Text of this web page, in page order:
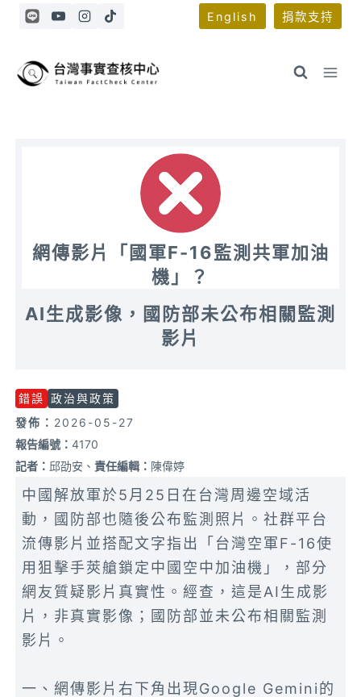
Skip
English 捐款支持
網傳影片「國軍F-16監測共軍加油
機」？
AI生成影像，國防部未公布相關監測
影片
錯誤 政治與政策
發佈： 2026-05-27
報告編號：4170
記者： 邱劭安、責任編輯： 陳偉婷
中國解放軍於5月25日在台灣周邊空域活
動，國防部也隨後公布監測照片。社群平台
流傳影片並搭配文字指出「台灣空軍F-16使
用狙擊手莢艙鎖定中國空中加油機」，部分
網友質疑影片真實性。經查，這是AI生成影
片，非真實影像；國防部並未公布相關監測
影片。
一、網傳影片右下角出現Google Gemini的